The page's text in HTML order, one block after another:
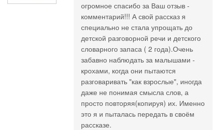
огромное спасибо за Ваш отзыв -
комментарий!!! А свой рассказ я
специально не стала упрощать до
детской разговорной речи и детского
словарного запаса ( 2 года).Очень
забавно наблюдать за малышами -
крохами, когда они пытаются
разговаривать "как взрослые", иногда
даже не понимая смысла слов, а
просто повторяя(копируя) их. Именно
это я и пыталась передать в своём
рассказе.